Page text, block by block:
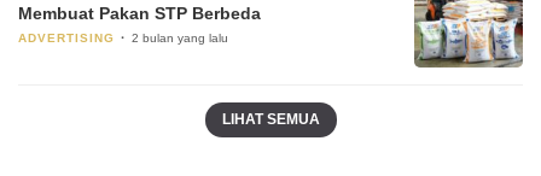
Membuat Pakan STP Berbeda
ADVERTISING 2 bulan yang lalu
LIHAT SEMUA